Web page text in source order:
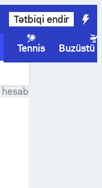
Tətbiqi endir
Tennis Buzüstü
hesab